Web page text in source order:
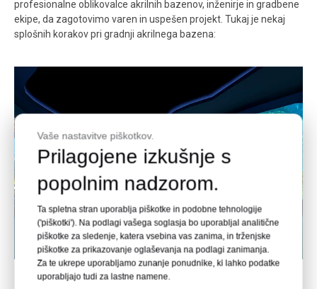
profesionalne oblikovalce akrilnih bazenov, inženirje in gradbene
ekipe, da zagotovimo varen in uspešen projekt. Tukaj je nekaj
splošnih korakov pri gradnji akrilnega bazena:
Vaše nastavitve piškotkov.
Prilagojene izkušnje s
popolnim nadzorom.
Ta spletna stran uporablja piškotke in podobne tehnologije
('piškotki'). Na podlagi vašega soglasja bo uporabljal analitične
piškotke za sledenje, katera vsebina vas zanima, in trženjske
piškotke za prikazovanje oglaševanja na podlagi zanimanja.
Za te ukrepe uporabljamo zunanje ponudnike, ki lahko podatke
uporabljajo tudi za lastne namene.